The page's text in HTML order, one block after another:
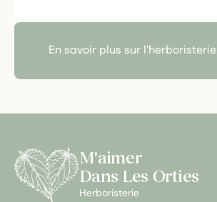
En savoir plus sur l'herboristerie
M'aimer
Dans Les Orties
Herboristerie